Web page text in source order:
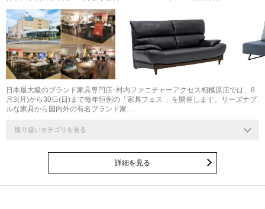
日本最大級のブランド家具専門店･村内ファニチャーアクセス相模原店では、8
月3(月)から30日(日)まで毎年恒例の「家具フェス 」を開催します。リーズナブ
ルな家具から国内外の有名ブランド家…
取り扱いカテゴリを見る
詳細を見る